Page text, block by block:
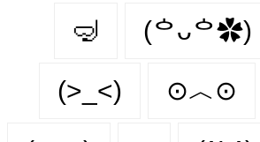
🤿 (ᅌᴗᅌ✿)
(>_<) ⊙︿⊙